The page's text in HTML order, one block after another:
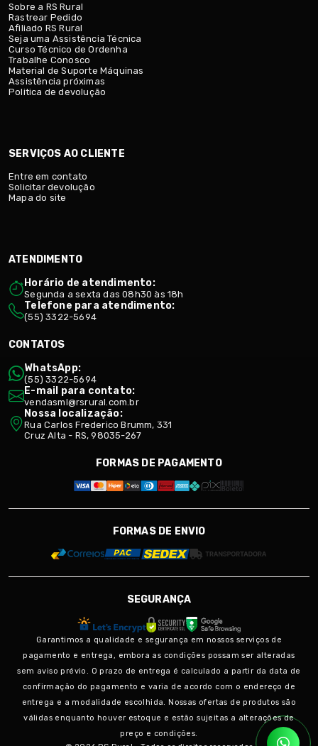
Sobre a RS Rural
Rastrear Pedido
Afiliado RS Rural
Seja uma Assistência Técnica
Curso Técnico de Ordenha
Trabalhe Conosco
Material de Suporte Máquinas
Assistência próximas
Politica de devolução
SERVIÇOS AO CLIENTE
Entre em contato
Solicitar devolução
Mapa do site
ATENDIMENTO
Horário de atendimento:
Segunda a sexta das 08h30 às 18h
Telefone para atendimento:
(55) 3322-5694
CONTATOS
WhatsApp:
(55) 3322-5694
E-mail para contato:
vendasml@rsrural.com.br
Nossa localização:
Rua Carlos Frederico Brumm, 331
Cruz Alta - RS, 98035-267
FORMAS DE PAGAMENTO
FORMAS DE ENVIO
SEGURANÇA
Garantimos a qualidade e segurança em nossos serviços de
pagamento e entrega, embora as condições possam ser alteradas
sem aviso prévio. O prazo de entrega é calculado a partir da data de
confirmação do pagamento e varia de acordo com o endereço de
entrega e a modalidade escolhida. Nossas ofertas de produtos são
válidas enquanto houver estoque e estão sujeitas a alterações de
preço e condições.